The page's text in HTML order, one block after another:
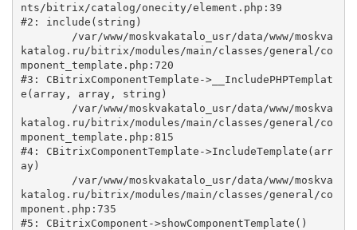
nts/bitrix/catalog/onecity/element.php:39
#2: include(string)
katalog.ru/bitrix/modules/main/classes/general/co
mponent_template.php:720
#3: CBitrixComponentTemplate->__IncludePHPTemplat
e(array, array, string)
katalog.ru/bitrix/modules/main/classes/general/co
mponent_template.php:815
#4: CBitrixComponentTemplate->IncludeTemplate(arr
ay)
katalog.ru/bitrix/modules/main/classes/general/co
mponent.php:735
#5: CBitrixComponent->showComponentTemplate()